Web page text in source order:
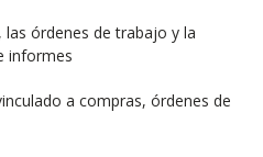
las órdenes de trabajo y la
informes
a compras, órdenes de